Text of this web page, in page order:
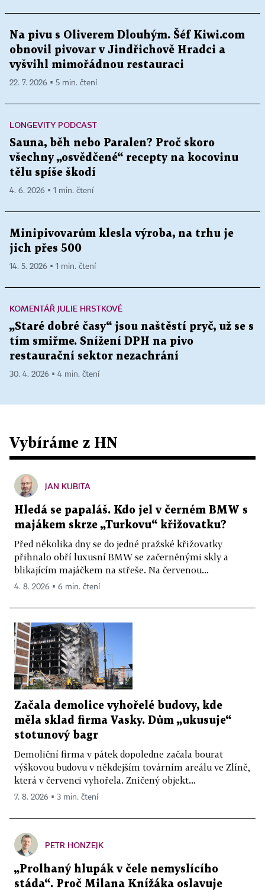
Na pivu s Oliverem Dlouhým. Šéf Kiwi.com
obnovil pivovar v Jindřichově Hradci a
vyšvihl mimořádnou restauraci
22. 7. 2026 ▪ 5 min. čtení
LONGEVITY PODCAST
Sauna, běh nebo Paralen? Proč skoro
všechny „osvědčené“ recepty na kocovinu
tělu spíše škodí
4. 6. 2026 ▪ 1 min. čtení
Minipivovarům klesla výroba, na trhu je
jich přes 500
14. 5. 2026 ▪ 1 min. čtení
KOMENTÁŘ JULIE HRSTKOVÉ
„Staré dobré časy“ jsou naštěstí pryč, už se s
tím smiřme. Snížení DPH na pivo
restaurační sektor nezachrání
30. 4. 2026 ▪ 4 min. čtení
Vybíráme z HN
JAN KUBITA
Hledá se papaláš. Kdo jel v černém BMW s
majákem skrze „Turkovu“ křižovatku?
Před několika dny se do jedné pražské křižovatky
přihnalo obří luxusní BMW se začerněnými skly a
blikajícím majáčkem na střeše. Na červenou...
4. 8. 2026 ▪ 6 min. čtení
Začala demolice vyhořelé budovy, kde
měla sklad firma Vasky. Dům „ukusuje“
stotunový bagr
Demoliční firma v pátek dopoledne začala bourat
výškovou budovu v někdejším továrním areálu ve Zlíně,
která v červenci vyhořela. Zničený objekt...
7. 8. 2026 ▪ 3 min. čtení
PETR HONZEJK
„Prolhaný hlupák v čele nemyslícího
stáda“. Proč Milana Knížáka oslavuje